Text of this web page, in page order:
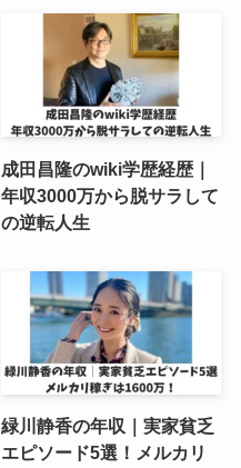
成田昌隆のwiki学歴経歴｜
年収3000万から脱サラして
の逆転人生
緑川静香の年収｜実家貧乏
エピソード5選！メルカリ